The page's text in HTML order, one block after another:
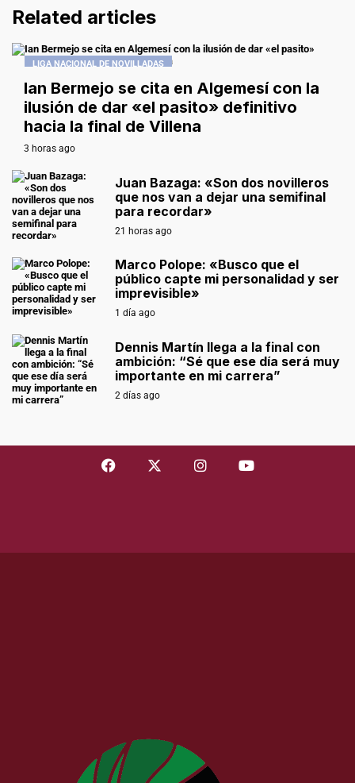
Related articles
LIGA NACIONAL DE NOVILLADAS
Ian Bermejo se cita en Algemesí con la
ilusión de dar «el pasito» definitivo
hacia la final de Villena
3 horas ago
Juan Bazaga: «Son dos novilleros
que nos van a dejar una semifinal
para recordar»
21 horas ago
Marco Polope: «Busco que el
público capte mi personalidad y ser
imprevisible»
1 día ago
Dennis Martín llega a la final con
ambición: “Sé que ese día será muy
importante en mi carrera”
2 días ago